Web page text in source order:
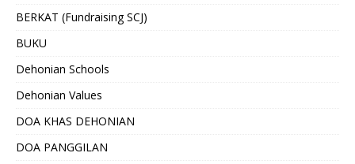
BERKAT (Fundraising SCJ)
BUKU
Dehonian Schools
Dehonian Values
DOA KHAS DEHONIAN
DOA PANGGILAN